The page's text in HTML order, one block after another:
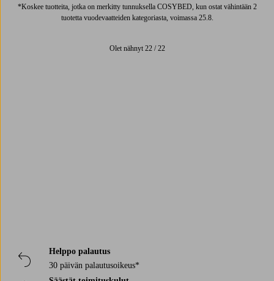
*Koskee tuotteita, jotka on merkitty tunnuksella COSYBED, kun ostat vähintään 2
tuotetta vuodevaatteiden kategoriasta, voimassa 25.8.
Olet nähnyt 22 / 22
Helppo palautus
30 päivän palautusoikeus*